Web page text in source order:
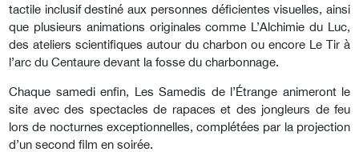
tactile inclusif destiné aux personnes déficientes visuelles, ainsi
que plusieurs animations originales comme L’Alchimie du Luc,
des ateliers scientifiques autour du charbon ou encore Le Tir à
l’arc du Centaure devant la fosse du charbonnage.
Chaque samedi enfin, Les Samedis de l’Étrange animeront le
site avec des spectacles de rapaces et des jongleurs de feu
lors de nocturnes exceptionnelles, complétées par la projection
d’un second film en soirée.